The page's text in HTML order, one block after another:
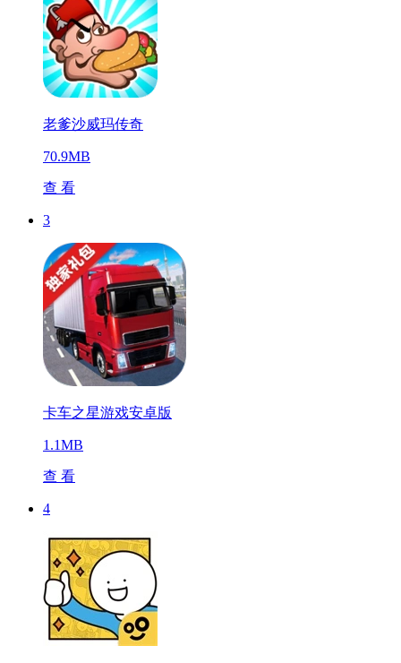
老爹沙威玛传奇
70.9MB
查 看
3
卡车之星游戏安卓版
1.1MB
查 看
4